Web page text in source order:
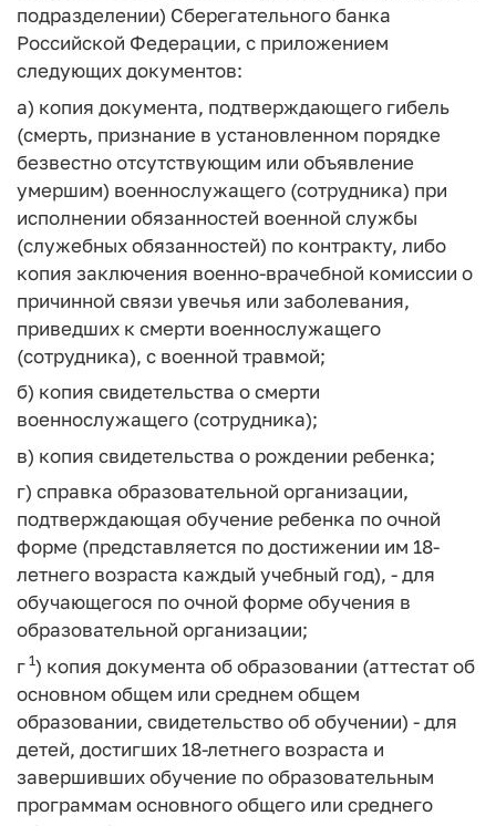
подразделении) Сберегательного банка
Российской Федерации, с приложением
следующих документов:
а) копия документа, подтверждающего гибель
(смерть, признание в установленном порядке
безвестно отсутствующим или объявление
умершим) военнослужащего (сотрудника) при
исполнении обязанностей военной службы
(служебных обязанностей) по контракту, либо
копия заключения военно-врачебной комиссии о
причинной связи увечья или заболевания,
приведших к смерти военнослужащего
(сотрудника), с военной травмой;
б) копия свидетельства о смерти
военнослужащего (сотрудника);
в) копия свидетельства о рождении ребенка;
г) справка образовательной организации,
подтверждающая обучение ребенка по очной
форме (представляется по достижении им 18-
летнего возраста каждый учебный год), - для
обучающегося по очной форме обучения в
образовательной организации;
г 1) копия документа об образовании (аттестат об
основном общем или среднем общем
образовании, свидетельство об обучении) - для
детей, достигших 18-летнего возраста и
завершивших обучение по образовательным
программам основного общего или среднего